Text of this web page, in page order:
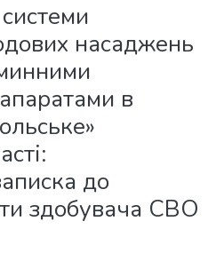
насаджень
в
до
здобувача СВО